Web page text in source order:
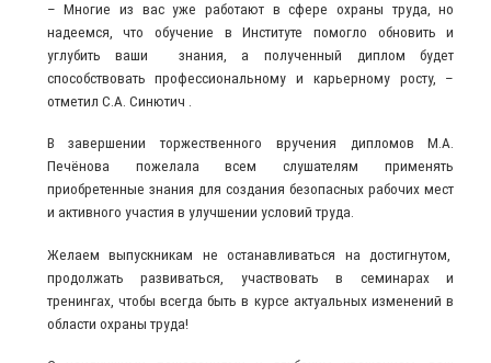
– Многие из вас уже работают в сфере охраны труда, но
надеемся, что обучение в Институте помогло обновить и
углубить ваши знания, а полученный диплом будет
способствовать профессиональному и карьерному росту, –
отметил С.А. Синютич .
В завершении торжественного вручения дипломов М.А.
Печёнова пожелала всем слушателям применять
приобретенные знания для создания безопасных рабочих мест
и активного участия в улучшении условий труда.
Желаем выпускникам не останавливаться на достигнутом,
продолжать развиваться, участвовать в семинарах и
тренингах, чтобы всегда быть в курсе актуальных изменений в
области охраны труда!